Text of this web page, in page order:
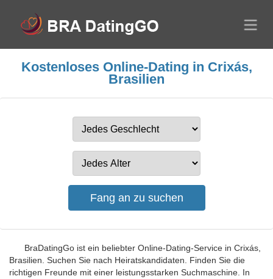
Kostenloses Online-Dating in Crixás,
Brasilien
BraDatingGo ist ein beliebter Online-Dating-Service in Crixás,
Brasilien. Suchen Sie nach Heiratskandidaten. Finden Sie die
richtigen Freunde mit einer leistungsstarken Suchmaschine. In